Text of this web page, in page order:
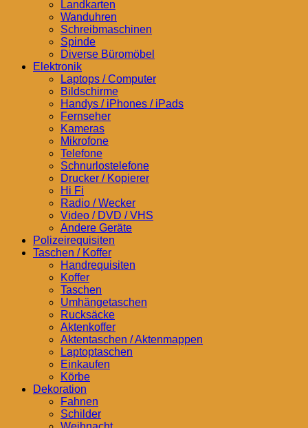
Landkarten
Wanduhren
Schreibmaschinen
Spinde
Diverse Büromöbel
Elektronik
Laptops / Computer
Bildschirme
Handys / iPhones / iPads
Fernseher
Kameras
Mikrofone
Telefone
Schnurlostelefone
Drucker / Kopierer
Hi Fi
Radio / Wecker
Video / DVD / VHS
Andere Geräte
Polizeirequisiten
Taschen / Koffer
Handrequisiten
Koffer
Taschen
Umhängetaschen
Rucksäcke
Aktenkoffer
Aktentaschen / Aktenmappen
Laptoptaschen
Einkaufen
Körbe
Dekoration
Fahnen
Schilder